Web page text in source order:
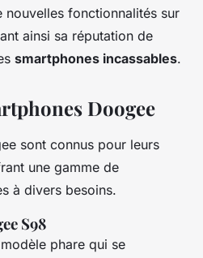
nouvelles fonctionnalités sur
ainsi sa réputation de
smartphones incassables.
Doogee
sont connus pour leurs
une gamme de
à divers besoins.
S98
phare qui se